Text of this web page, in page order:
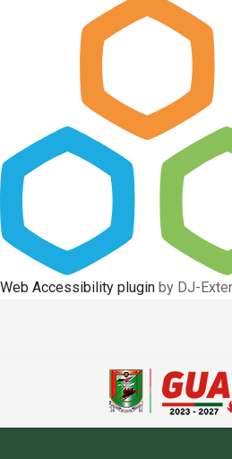
Web Accessibility plugin by DJ-